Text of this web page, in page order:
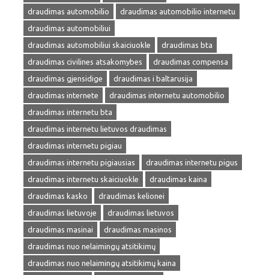
draudimas automobilio
draudimas automobilio internetu
draudimas automobiliui
draudimas automobiliui skaiciuokle
draudimas bta
draudimas civilines atsakomybes
draudimas compensa
draudimas gjensidige
draudimas i baltarusija
draudimas internete
draudimas internetu automobilio
draudimas internetu bta
draudimas internetu lietuvos draudimas
draudimas internetu pigiau
draudimas internetu pigiausias
draudimas internetu pigus
draudimas internetu skaiciuokle
draudimas kaina
draudimas kasko
draudimas kelionei
draudimas lietuvoje
draudimas lietuvos
draudimas masinai
draudimas masinos
draudimas nuo nelaimingų atsitikimų
draudimas nuo nelaimingų atsitikimų kaina